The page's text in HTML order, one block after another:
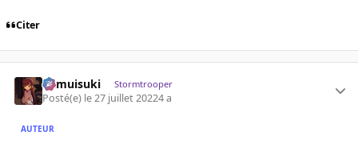
Citer
kamuisuki Stormtrooper
Posté(e) le 27 juillet 20224 a
AUTEUR